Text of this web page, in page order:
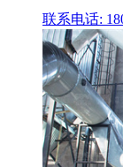
联系电话: